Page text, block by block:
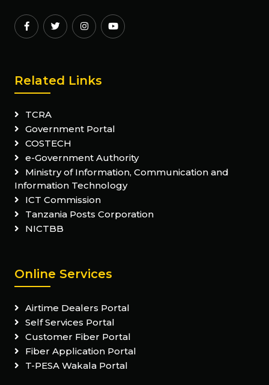
Related Links
TCRA
Government Portal
COSTECH
e-Government Authority
Ministry of Information, Communication and
Information Technology
ICT Commission
Tanzania Posts Corporation
NICTBB
Online Services
Airtime Dealers Portal
Self Services Portal
Customer Fiber Portal
Fiber Application Portal
T-PESA Wakala Portal